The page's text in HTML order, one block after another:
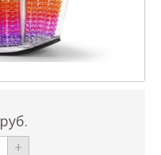
руб.
+